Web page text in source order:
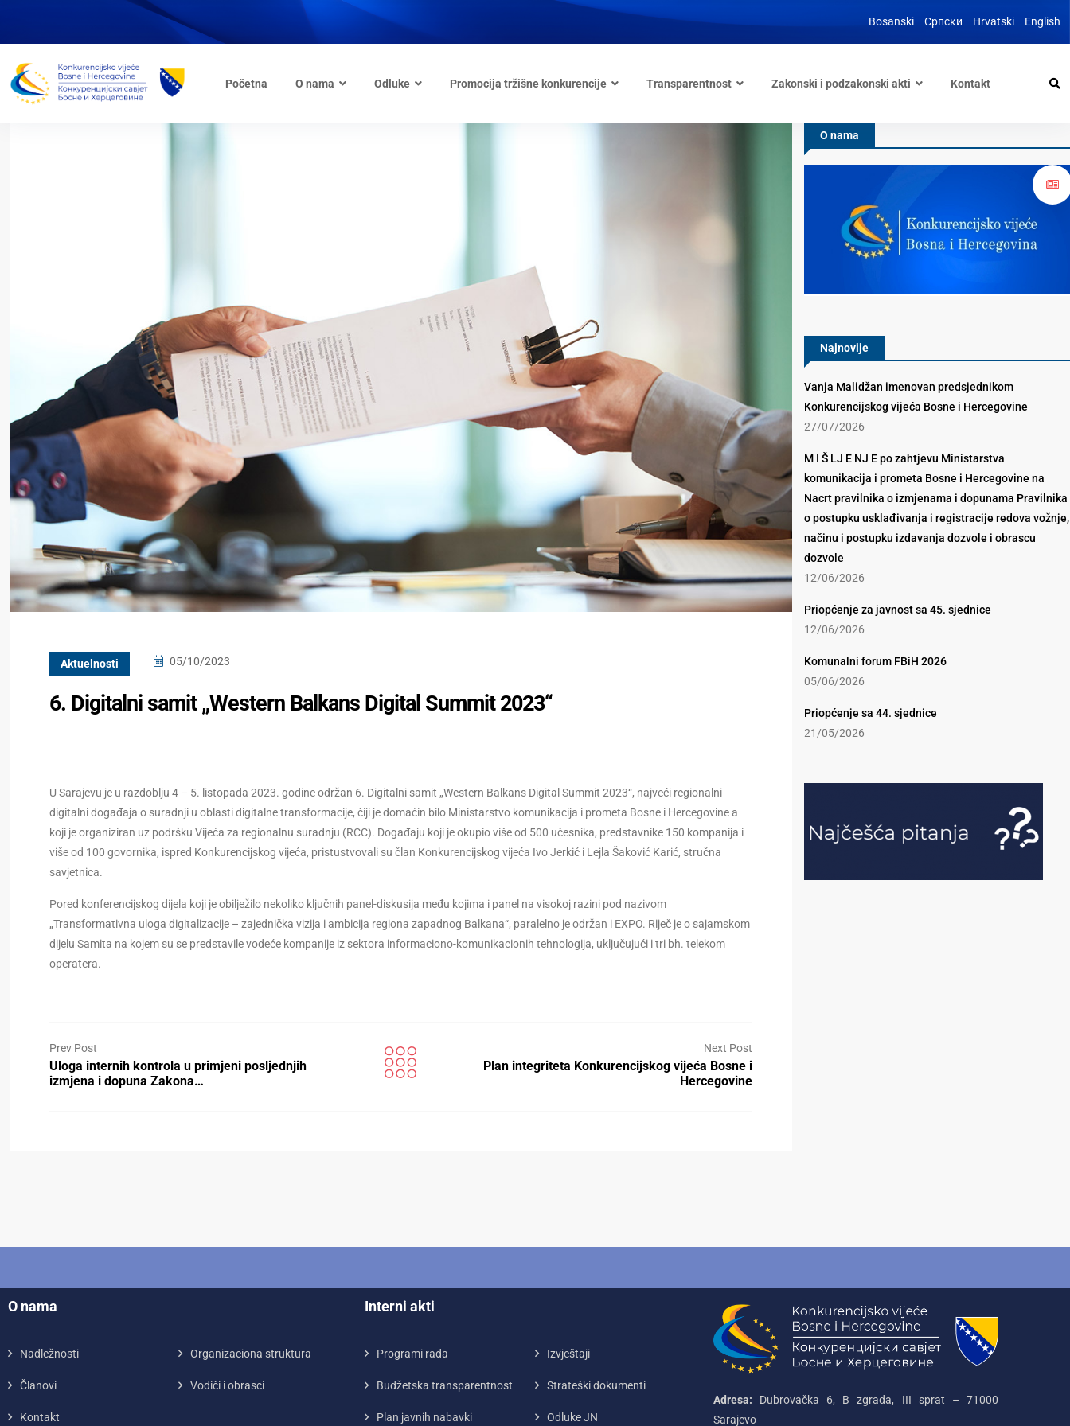
Bosanski Српски Hrvatski English
Početna O nama Odluke Promocija tržišne konkurencije Transparentnost Zakonski i podzakonski akti Kontakt
Aktuelnosti 05/10/2023
6. Digitalni samit „Western Balkans Digital Summit 2023“
U Sarajevu je u razdoblju 4 – 5. listopada 2023. godine održan 6. Digitalni samit „Western Balkans Digital Summit 2023“, najveći regionalni
digitalni događaja o suradnji u oblasti digitalne transformacije, čiji je domaćin bilo Ministarstvo komunikacija i prometa Bosne i Hercegovine a
koji je organiziran uz podršku Vijeća za regionalnu suradnju (RCC). Događaju koji je okupio više od 500 učesnika, predstavnike 150 kompanija i
više od 100 govornika, ispred Konkurencijskog vijeća, pristustvovali su član Konkurencijskog vijeća Ivo Jerkić i Lejla Šaković Karić, stručna
savjetnica.
Pored konferencijskog dijela koji je obilježilo nekoliko ključnih panel-diskusija među kojima i panel na visokoj razini pod nazivom
„Transformativna uloga digitalizacije – zajednička vizija i ambicija regiona zapadnog Balkana“, paralelno je održan i EXPO. Riječ je o sajamskom
dijelu Samita na kojem su se predstavile vodeće kompanije iz sektora informaciono-komunikacionih tehnologija, uključujući i tri bh. telekom
operatera.
Prev Post
Uloga internih kontrola u primjeni posljednjih
izmjena i dopuna Zakona…
Next Post
Plan integriteta Konkurencijskog vijeća Bosne i
Hercegovine
O nama
Najnovije
Vanja Malidžan imenovan predsjednikom
Konkurencijskog vijeća Bosne i Hercegovine
27/07/2026
M I Š LJ E NJ E po zahtjevu Ministarstva
komunikacija i prometa Bosne i Hercegovine na
Nacrt pravilnika o izmjenama i dopunama Pravilnika
o postupku usklađivanja i registracije redova vožnje,
načinu i postupku izdavanja dozvole i obrascu
dozvole
12/06/2026
Priopćenje za javnost sa 45. sjednice
12/06/2026
Komunalni forum FBiH 2026
05/06/2026
Priopćenje sa 44. sjednice
21/05/2026
O nama
Nadležnosti Organizaciona struktura
Članovi Vodiči i obrasci
Kontakt
Interni akti
Programi rada Izvještaji
Budžetska transparentnost Strateški dokumenti
Plan javnih nabavki Odluke JN
Adresa: Dubrovačka 6, B zgrada, III sprat – 71000‌
Sarajevo